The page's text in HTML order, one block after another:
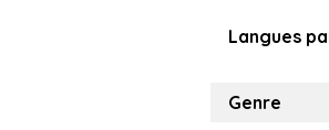
Langues
Genre